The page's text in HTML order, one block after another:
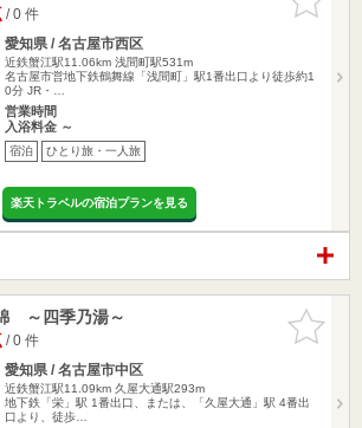
りに追加
/ 0 件
愛知県 / 名古屋市西区
近鉄蟹江駅11.06km 浅間町駅531m
名古屋市営地下鉄鶴舞線「浅間町」駅1番出口より徒歩約1
0分 JR・…
営業時間
入浴料金 ～
宿泊 ひとり旅・一人旅
楽天トラベルの宿泊プランを見る
お気に入
りに追加
～四季乃湯～
/ 0 件
愛知県 / 名古屋市中区
近鉄蟹江駅11.09km 久屋大通駅293m
地下鉄「栄」駅 1番出口、または、「久屋大通」駅 4番出
口より、徒歩…